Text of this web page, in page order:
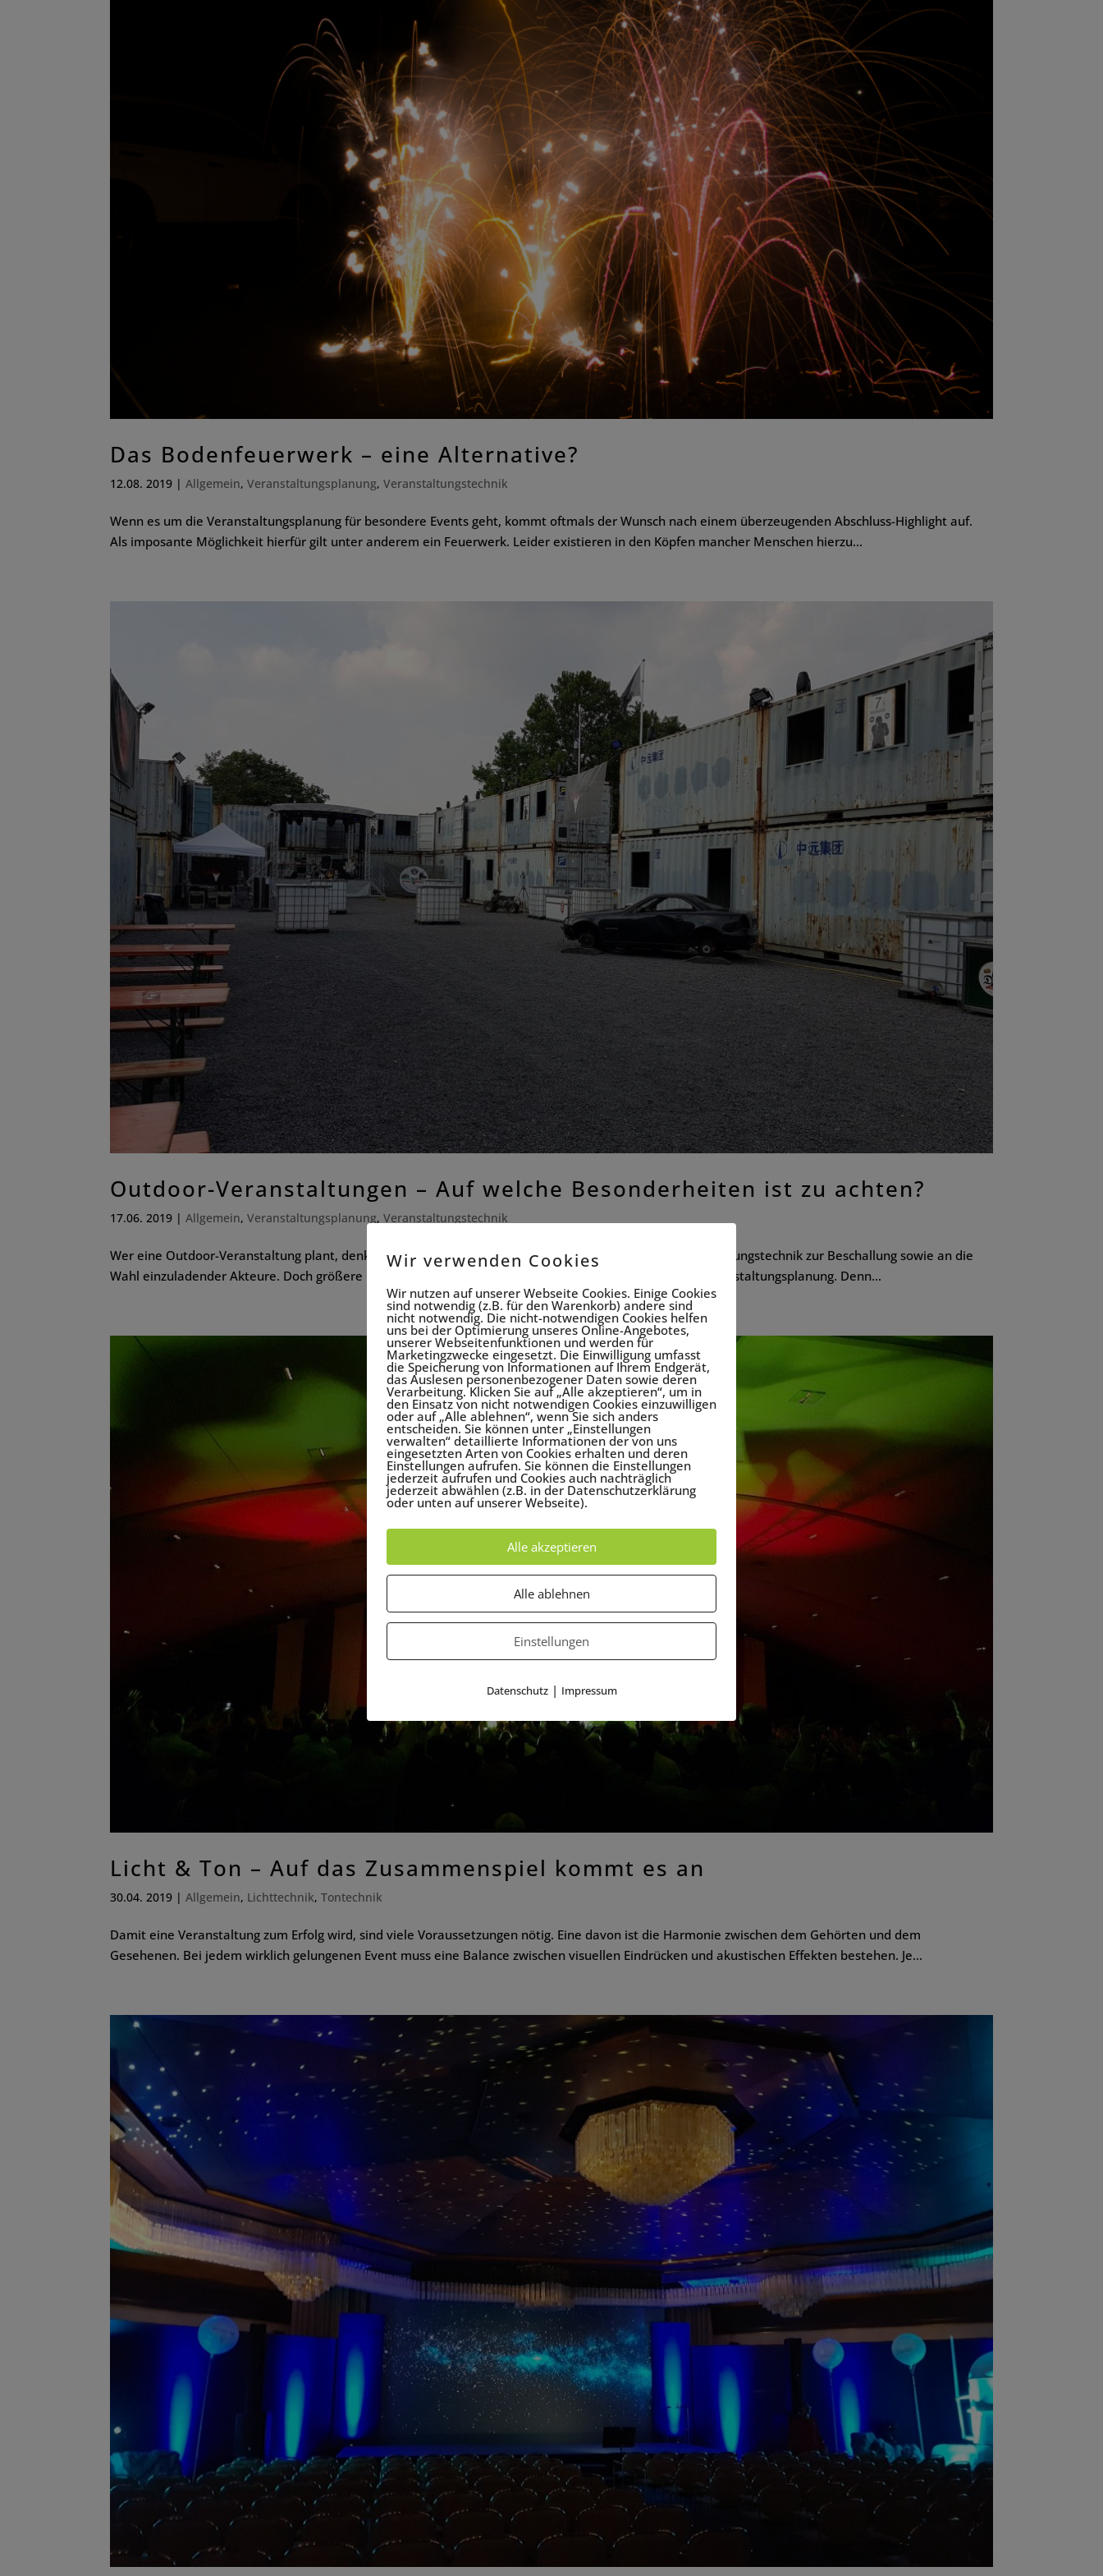
Das Bodenfeuerwerk – eine Alternative?
12.08. 2019 |Allgemein,Veranstaltungsplanung,Veranstaltungstechnik
Wenn es um die Veranstaltungsplanung für besondere Events geht, kommt oftmals der Wunsch nach einem überzeugenden Abschluss-Highlight auf.
Als imposante Möglichkeit hierfür gilt unter anderem ein Feuerwerk. Leider existieren in den Köpfen mancher Menschen hierzu...
Outdoor-Veranstaltungen – Auf welche Besonderheiten ist zu achten?
17.06. 2019 |Allgemein,Veranstaltungsplanung,Veranstaltungstechnik
Wer eine Outdoor-Veranstaltung plant, denkt zunächst vor allem an die optische Gestaltung, an Veranstaltungstechnik zur Beschallung sowie an die
Wahl einzuladender Akteure. Doch größere Events im Freien benötigen eine deutlich weitergehende Veranstaltungsplanung. Denn...
Licht & Ton – Auf das Zusammenspiel kommt es an
30.04. 2019 |Allgemein, Lichttechnik,Tontechnik
Damit eine Veranstaltung zum Erfolg wird, sind viele Voraussetzungen nötig. Eine davon ist die Harmonie zwischen dem Gehörten und dem
Gesehenen. Bei jedem wirklich gelungenen Event muss eine Balance zwischen visuellen Eindrücken und akustischen Effekten bestehen. Je...
Wir verwenden Cookies
Wir nutzen auf unserer Webseite Cookies. Einige Cookies
sind notwendig (z.B. für den Warenkorb) andere sind
nicht notwendig. Die nicht-notwendigen Cookies helfen
uns bei der Optimierung unseres Online-Angebotes,
unserer Webseitenfunktionen und werden für
Marketingzwecke eingesetzt. Die Einwilligung umfasst
die Speicherung von Informationen auf Ihrem Endgerät,
das Auslesen personenbezogener Daten sowie deren
Verarbeitung. Klicken Sie auf „Alle akzeptieren“, um in
den Einsatz von nicht notwendigen Cookies einzuwilligen
oder auf „Alle ablehnen“, wenn Sie sich anders
entscheiden. Sie können unter „Einstellungen
verwalten“ detaillierte Informationen der von uns
eingesetzten Arten von Cookies erhalten und deren
Einstellungen aufrufen. Sie können die Einstellungen
jederzeit aufrufen und Cookies auch nachträglich
jederzeit abwählen (z.B. in der Datenschutzerklärung
oder unten auf unserer Webseite).
Alle akzeptieren
Alle ablehnen
Einstellungen
Datenschutz| Impressum